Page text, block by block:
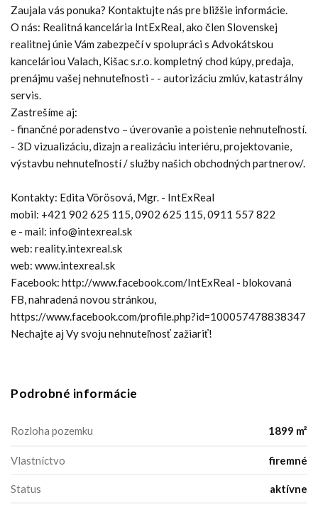
Zaujala vás ponuka? Kontaktujte nás pre bližšie informácie.
O nás: Realitná kancelária IntExReal, ako člen Slovenskej
realitnej únie Vám zabezpečí v spolupráci s Advokátskou
kanceláriou Valach, Kišac s.r.o. kompletný chod kúpy, predaja,
prenájmu vašej nehnuteľnosti - - autorizáciu zmlúv, katastrálny
servis.
Zastrešíme aj:
- finančné poradenstvo – úverovanie a poistenie nehnuteľností.
- 3D vizualizáciu, dizajn a realizáciu interiéru, projektovanie,
výstavbu nehnuteľností / služby našich obchodných partnerov/.
Kontakty: Edita Vörösová, Mgr. - IntExReal
mobil: +421 902 625 115, 0902 625 115, 0911 557 822
e - mail: info@intexreal.sk
web: reality.intexreal.sk
web: www.intexreal.sk
Facebook: http://www.facebook.com/IntExReal - blokovaná
FB, nahradená novou stránkou,
https://www.facebook.com/profile.php?id=100057478838347
Nechajte aj Vy svoju nehnuteľnosť zažiariť!
Podrobné informácie
Rozloha pozemku 1899 m²
Vlastníctvo firemné
Status aktívne